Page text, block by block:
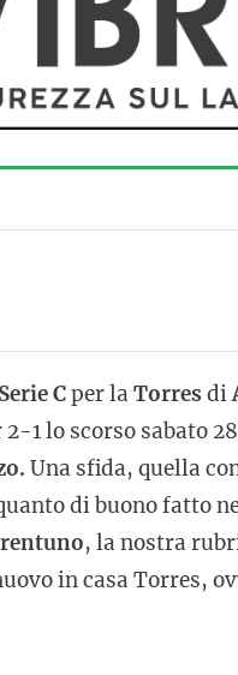
SerieCper la Torres di
1 lo scorso sabato
Una sfida, quella
di buono fatto
, la nostra
in casa Torres,